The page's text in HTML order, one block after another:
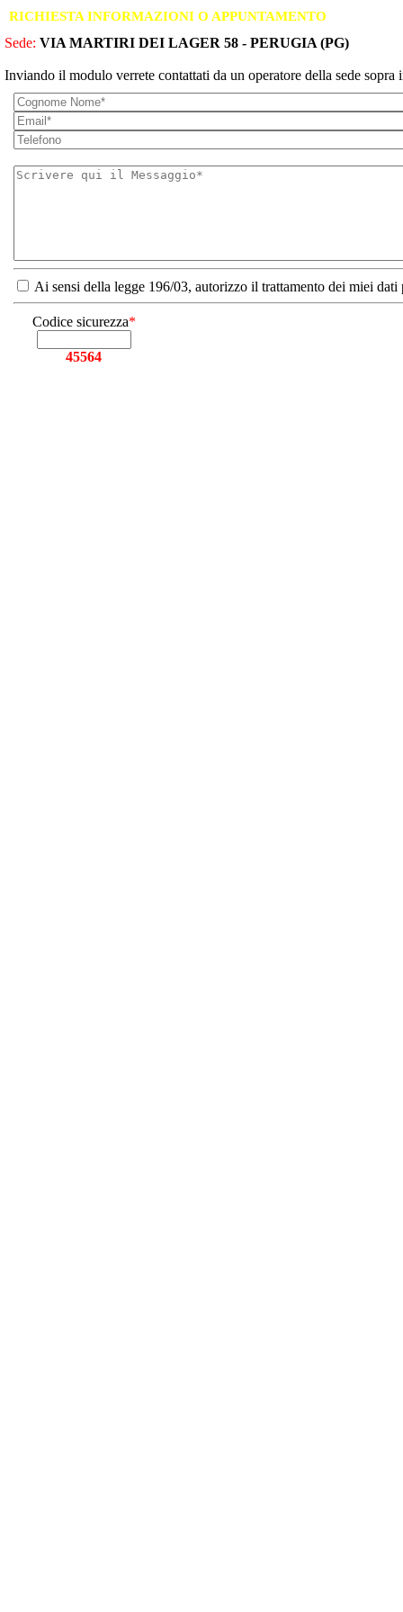
RICHIESTA INFORMAZIONI O APPUNTAMENTO
Sede: VIA MARTIRI DEI LAGER 58 - PERUGIA (PG)
Inviando il modulo verrete contattati da un operatore della sede sopra
Ai sensi della legge 196/03, autorizzo il trattamento dei miei
Codice sicurezza*
45564